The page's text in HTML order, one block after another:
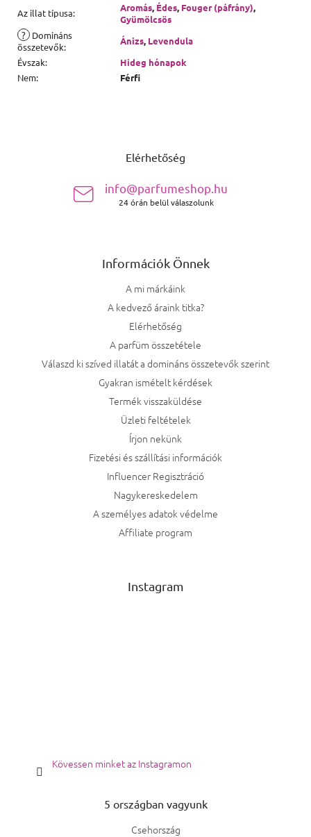
Az illat típusa: Aromás, Édes, Fouger (páfrány),
Gyümölcsös
? Domináns
összetevők:
Ánizs, Levendula
Évszak:
Hideg hónapok
Nem: Férfi
Elérhetőség
info@parfumeshop.hu
24 órán belül válaszolunk
Információk Önnek
A mi márkáink
A kedvező áraink titka?
Elérhetőség
A parfüm összetétele
Válaszd ki szíved illatát a domináns összetevők szerint
Gyakran ismételt kérdések
Termék visszaküldése
Üzleti feltételek
Írjon nekünk
Fizetési és szállítási információk
Influencer Regisztráció
Nagykereskedelem
A személyes adatok védelme
Affiliate program
Instagram
Kövessen minket az Instagramon
5 országban vagyunk
Csehország